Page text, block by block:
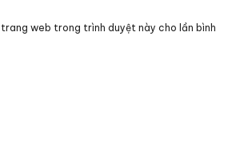
web trong trình duyệt này cho lần bình